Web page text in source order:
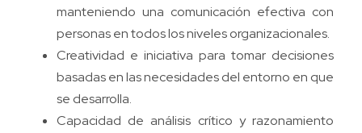
manteniendo una comunicación efectiva con
personas en todos los niveles organizacionales.
Creatividad e iniciativa para tomar decisiones
basadas en las necesidades del entorno en que
se desarrolla.
Capacidad de análisis crítico y razonamiento